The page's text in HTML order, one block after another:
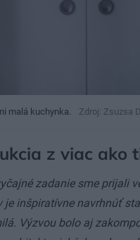
malá kuchynka. Zdroj: Zsuzsa
z viac ako
zadanie sme prijali
je inšpiratívne navrhnúť
Výzvou bolo aj